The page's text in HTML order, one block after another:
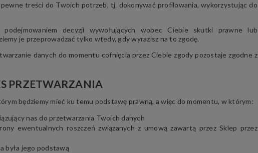
treści do Twoich potrzeb, tj. dokonywać profilowania, wykorzystując do
decyzji wywołujących wobec Ciebie skutki prawne lub
je przeprowadzać tylko wtedy, gdy wyrazisz na to zgodę.
danych do momentu cofnięcia przez Ciebie zgody pozostaje zgodne z
PRZETWARZANIA
będziemy mieć ku temu podstawę prawną, a więc do momentu, w którym:
nas do przetwarzania Twoich danych
ewentualnych roszczeń związanych z umową zawartą przez Sklep przez
była jego podstawą